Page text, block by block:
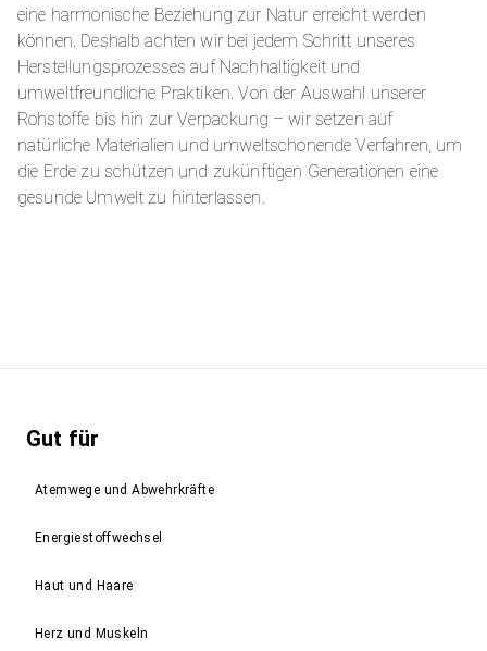
eine harmonische Beziehung zur Natur erreicht werden
können. Deshalb achten wir bei jedem Schritt unseres
Herstellungsprozesses auf Nachhaltigkeit und
umweltfreundliche Praktiken. Von der Auswahl unserer
Rohstoffe bis hin zur Verpackung – wir setzen auf
natürliche Materialien und umweltschonende Verfahren, um
die Erde zu schützen und zukünftigen Generationen eine
gesunde Umwelt zu hinterlassen.
Gut für
Atemwege und Abwehrkräfte
Energiestoffwechsel
Haut und Haare
Herz und Muskeln